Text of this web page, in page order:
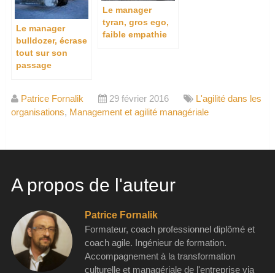
Le manager
bulldozer, écrase
tout sur son
passage
Le manager
tyran, gros ego,
faible empathie
Patrice Fornalik 29 février 2016
L'agilité dans les
organisations, Management et agilité managériale
A propos de l'auteur
Patrice Fornalik
Formateur, coach professionnel diplômé et
coach agile. Ingénieur de formation.
Accompagnement à la transformation
culturelle et managériale de l'entreprise via